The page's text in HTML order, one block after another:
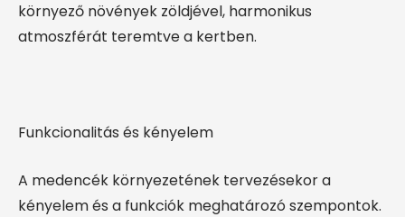
környező növények zöldjével, harmonikus
atmoszférát teremtve a kertben.
Funkcionalitás és kényelem
A medencék környezetének tervezésekor a
kényelem és a funkciók meghatározó szempontok.